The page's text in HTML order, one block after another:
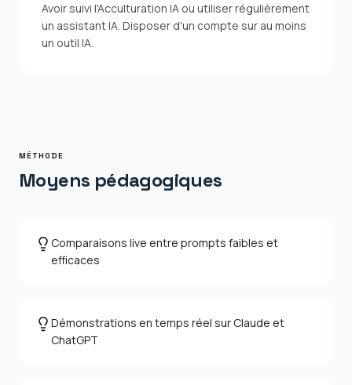
Avoir suivi l'Acculturation IA ou utiliser régulièrement
un assistant IA. Disposer d'un compte sur au moins
un outil IA.
MÉTHODE
Moyens pédagogiques
Comparaisons live entre prompts faibles et
efficaces
Démonstrations en temps réel sur Claude et
ChatGPT